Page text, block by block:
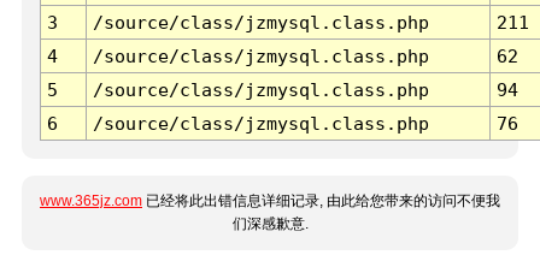
3 /source/class/jzmysql.class.php
211
4
/source/class/jzmysql.class.php
62
5
/source/class/jzmysql.class.php
94
6
/source/class/jzmysql.class.php 76
www.365jz.com 已经将此出错信息详细记录, 由此给您带来的访问不便我
们深感歉意.